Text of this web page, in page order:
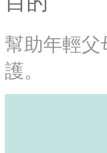
幫助年輕
護。